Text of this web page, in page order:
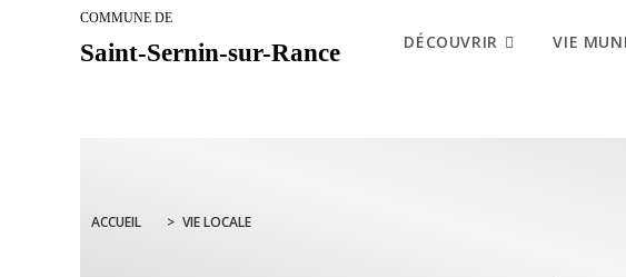
COMMUNE DE
Saint-Sernin-sur-Rance DÉCOUVRIR VIE
ACCUEIL > VIE LOCALE